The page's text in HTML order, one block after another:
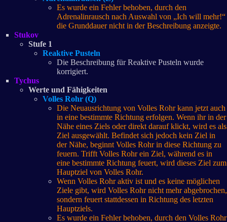
Es wurde ein Fehler behoben, durch den
Adrenalinrausch nach Auswahl von „Ich will mehr!“
die Grunddauer nicht in der Beschreibung anzeigte.
Stukov
Stufe 1
Reaktive Pusteln
Die Beschreibung für Reaktive Pusteln wurde
korrigiert.
Tychus
Werte und Fähigkeiten
Volles Rohr (Q)
Die Neuausrichtung von Volles Rohr kann jetzt auch
in eine bestimmte Richtung erfolgen. Wenn ihr in der
Nähe eines Ziels oder direkt darauf klickt, wird es als
Ziel ausgewählt. Befindet sich jedoch kein Ziel in
der Nähe, beginnt Volles Rohr in diese Richtung zu
feuern. Trifft Volles Rohr ein Ziel, während es in
eine bestimmte Richtung feuert, wird dieses Ziel zum
Hauptziel von Volles Rohr.
Wenn Volles Rohr aktiv ist und es keine möglichen
Ziele gibt, wird Volles Rohr nicht mehr abgebrochen,
sondern feuert stattdessen in Richtung des letzten
Hauptziels.
Es wurde ein Fehler behoben, durch den Volles Rohr